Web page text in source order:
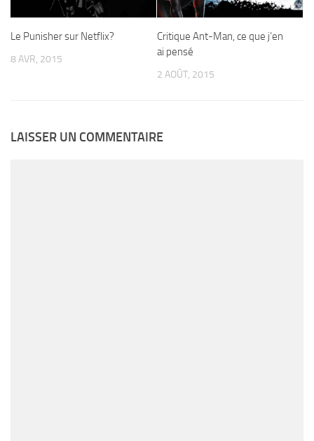
Le Punisher sur Netflix?
8 AVR, 2015
Critique Ant-Man, ce que j’en
ai pensé
2 AOÛT, 2015
LAISSER UN COMMENTAIRE